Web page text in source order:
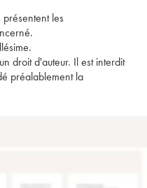
les
droit d'auteur. Il est interdit
préalablement la